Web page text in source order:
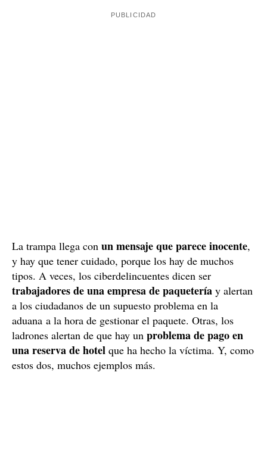
La trampa llega con un mensaje que parece inocente,
y hay que tener cuidado, porque los hay de muchos
tipos. A veces, los ciberdelincuentes dicen ser
trabajadores de una empresa de paquetería y alertan
a los ciudadanos de un supuesto problema en la
aduana a la hora de gestionar el paquete. Otras, los
ladrones alertan de que hay un problema de pago en
una reserva de hotel que ha hecho la víctima. Y, como
estos dos, muchos ejemplos más.